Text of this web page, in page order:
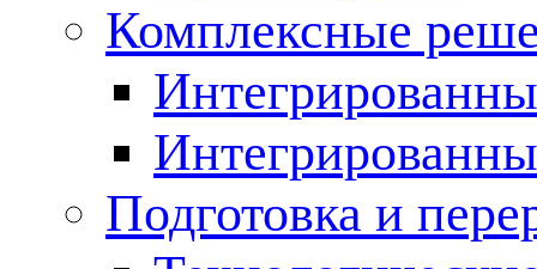
Комплексные
Подготовка и